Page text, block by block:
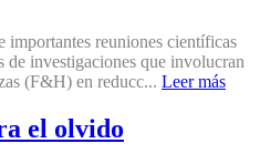
importantes reuniones científicas
de investigaciones que involucran
(F&H) en reducc... Leer más
el olvido